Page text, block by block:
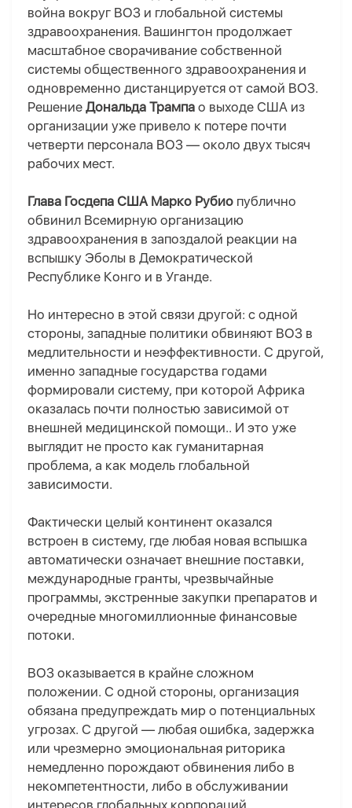
война вокруг ВОЗ и глобальной системы
здравоохранения. Вашингтон продолжает
масштабное сворачивание собственной
системы общественного здравоохранения и
одновременно дистанцируется от самой ВОЗ.
Решение Дональда Трампа о выходе США из
организации уже привело к потере почти
четверти персонала ВОЗ — около двух тысяч
рабочих мест.
Глава Госдепа США Марко Рубио публично
обвинил Всемирную организацию
здравоохранения в запоздалой реакции на
вспышку Эболы в Демократической
Республике Конго и в Уганде.
Но интересно в этой связи другой: с одной
стороны, западные политики обвиняют ВОЗ в
медлительности и неэффективности. С другой,
именно западные государства годами
формировали систему, при которой Африка
оказалась почти полностью зависимой от
внешней медицинской помощи.. И это уже
выглядит не просто как гуманитарная
проблема, а как модель глобальной
зависимости.
Фактически целый континент оказался
встроен в систему, где любая новая вспышка
автоматически означает внешние поставки,
международные гранты, чрезвычайные
программы, экстренные закупки препаратов и
очередные многомиллионные финансовые
потоки.
ВОЗ оказывается в крайне сложном
положении. С одной стороны, организация
обязана предупреждать мир о потенциальных
угрозах. С другой — любая ошибка, задержка
или чрезмерно эмоциональная риторика
немедленно порождают обвинения либо в
некомпетентности, либо в обслуживании